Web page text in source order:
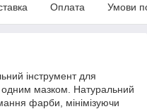
Оплата Умови
інструмент для
мазком. Натуральний
фарби, мінімізуючи